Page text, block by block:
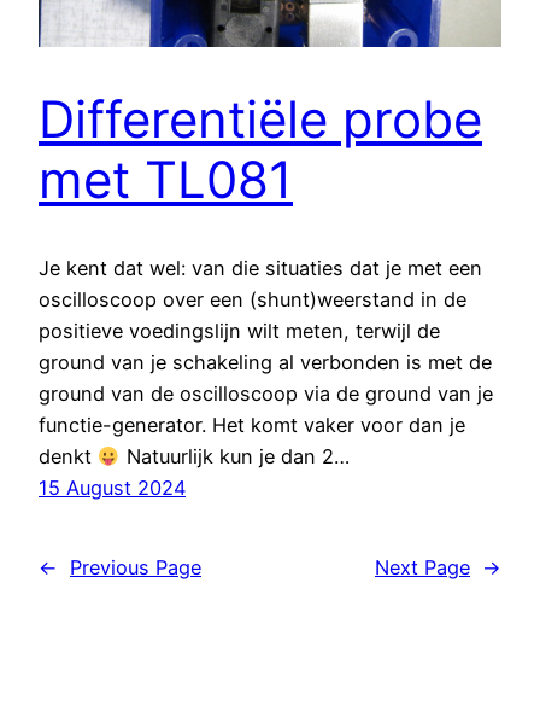
Differentiële probe
met TL081
Je kent dat wel: van die situaties dat je met een
oscilloscoop over een (shunt)weerstand in de
positieve voedingslijn wilt meten, terwijl de
ground van je schakeling al verbonden is met de
ground van de oscilloscoop via de ground van je
functie-generator. Het komt vaker voor dan je
denkt
Natuurlijk kun je dan 2…
15 August 2024
← Previous Page Next Page →